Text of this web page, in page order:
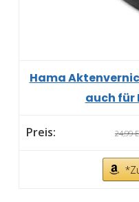
Hama
auch
24,99